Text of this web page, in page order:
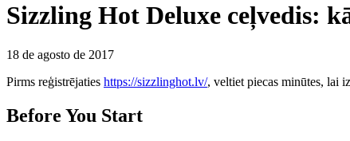
Sizzling Hot Deluxe ceļvedis:
18 de agosto de 2017
Pirms reģistrējaties https://sizzlinghot.lv/, veltiet piecas minūtes, lai
Before You Start